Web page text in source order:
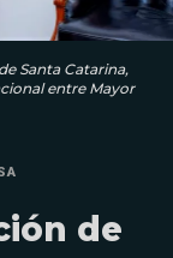
Santa Catarina,
entre Mayor
de